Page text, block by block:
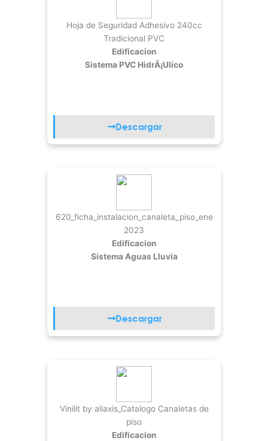
Hoja de Seguridad Adhesivo 240cc
Tradicional PVC
Edificacion
Sistema PVC HidrÃ¡ulico
Descargar
620_ficha_instalacion_canaleta_piso_ene
2023
Edificacion
Sistema Aguas Lluvia
Descargar
Vinilit by aliaxis_Catalogo Canaletas de
piso
Edificacion